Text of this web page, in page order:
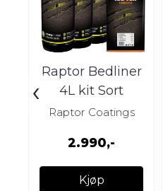
Raptor Bedliner
4L kit Sort
Raptor Coatings
2.990,-
Kjøp
‹